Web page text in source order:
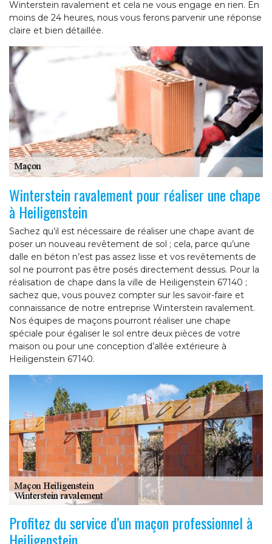
Winterstein ravalement et cela ne vous engage en rien. En
moins de 24 heures, nous vous ferons parvenir une réponse
claire et bien détaillée.
Winterstein ravalement pour réaliser une chape
à Heiligenstein
Sachez qu’il est nécessaire de réaliser une chape avant de
poser un nouveau revêtement de sol ; cela, parce qu’une
dalle en béton n’est pas assez lisse et vos revêtements de
sol ne pourront pas être posés directement dessus. Pour la
réalisation de chape dans la ville de Heiligenstein 67140 ;
sachez que, vous pouvez compter sur les savoir-faire et
connaissance de notre entreprise Winterstein ravalement.
Nos équipes de maçons pourront réaliser une chape
spéciale pour égaliser le sol entre deux pièces de votre
maison ou pour une conception d’allée extérieure à
Heiligenstein 67140.
Profitez du service d’un maçon professionnel à
Heiligenstein